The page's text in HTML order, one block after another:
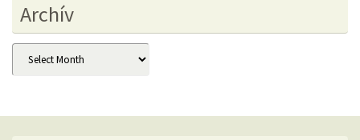
Archív
Archív